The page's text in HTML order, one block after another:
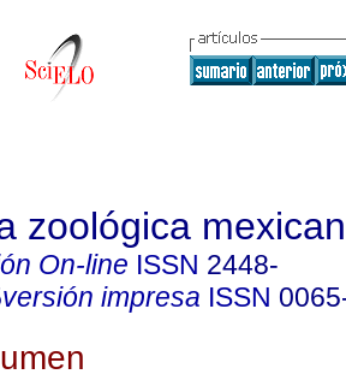
zoológica
On-line ISSN 2448-
versión impresa ISSN